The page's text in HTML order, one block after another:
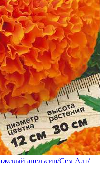
апельсин/Сем Алт/